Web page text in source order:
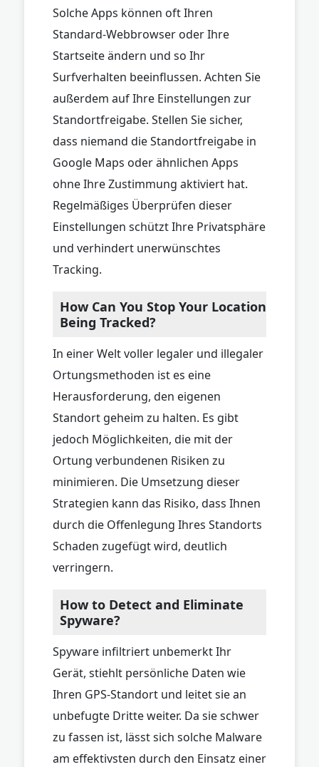
Solche Apps können oft Ihren
Standard-Webbrowser oder Ihre
Startseite ändern und so Ihr
Surfverhalten beeinflussen. Achten Sie
außerdem auf Ihre Einstellungen zur
Standortfreigabe. Stellen Sie sicher,
dass niemand die Standortfreigabe in
Google Maps oder ähnlichen Apps
ohne Ihre Zustimmung aktiviert hat.
Regelmäßiges Überprüfen dieser
Einstellungen schützt Ihre Privatsphäre
und verhindert unerwünschtes
Tracking.
How Can You Stop Your Location
Being Tracked?
In einer Welt voller legaler und illegaler
Ortungsmethoden ist es eine
Herausforderung, den eigenen
Standort geheim zu halten. Es gibt
jedoch Möglichkeiten, die mit der
Ortung verbundenen Risiken zu
minimieren. Die Umsetzung dieser
Strategien kann das Risiko, dass Ihnen
durch die Offenlegung Ihres Standorts
Schaden zugefügt wird, deutlich
verringern.
How to Detect and Eliminate
Spyware?
Spyware infiltriert unbemerkt Ihr
Gerät, stiehlt persönliche Daten wie
Ihren GPS-Standort und leitet sie an
unbefugte Dritte weiter. Da sie schwer
zu fassen ist, lässt sich solche Malware
am effektivsten durch den Einsatz einer